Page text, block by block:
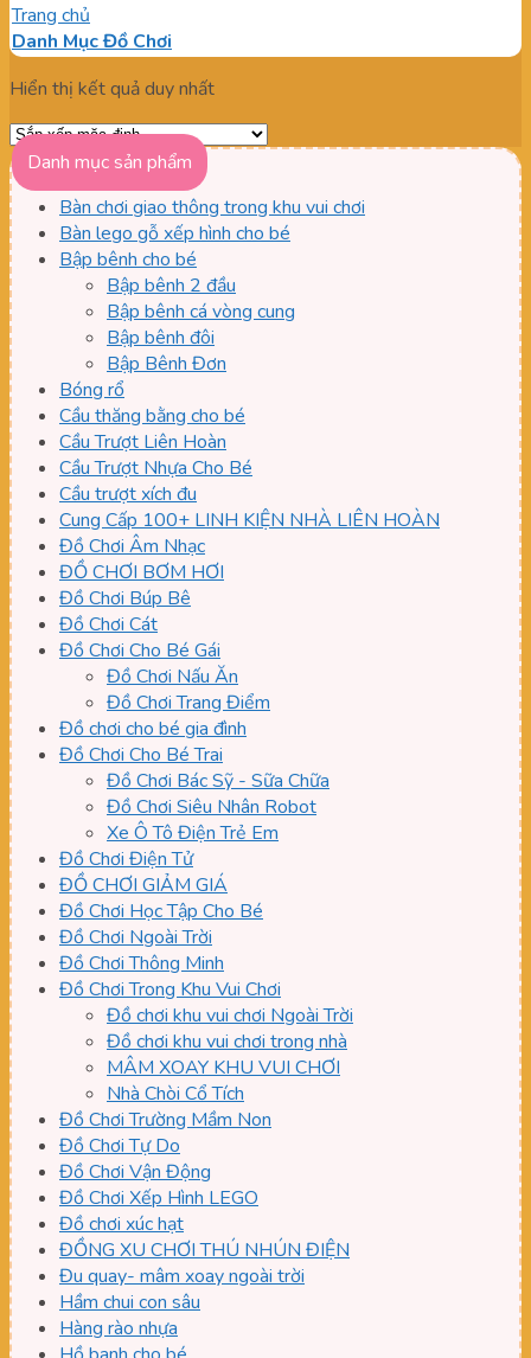
Trang chủ
Danh Mục Đồ Chơi
Hiển thị kết quả duy nhất
Danh mục sản phẩm
Bàn chơi giao thông trong khu vui chơi
Bàn lego gỗ xếp hình cho bé
Bập bênh cho bé
Bập bênh 2 đầu
Bập bênh cá vòng cung
Bập bênh đôi
Bập Bênh Đơn
Bóng rổ
Cầu thăng bằng cho bé
Cầu Trượt Liên Hoàn
Cầu Trượt Nhựa Cho Bé
Cầu trượt xích đu
Cung Cấp 100+ LINH KIỆN NHÀ LIÊN HOÀN
Đồ Chơi Âm Nhạc
ĐỒ CHƠI BƠM HƠI
Đồ Chơi Búp Bê
Đồ Chơi Cát
Đồ Chơi Cho Bé Gái
Đồ Chơi Nấu Ăn
Đồ Chơi Trang Điểm
Đồ chơi cho bé gia đình
Đồ Chơi Cho Bé Trai
Đồ Chơi Bác Sỹ - Sữa Chữa
Đồ Chơi Siêu Nhân Robot
Xe Ô Tô Điện Trẻ Em
Đồ Chơi Điện Tử
ĐỒ CHƠI GIẢM GIÁ
Đồ Chơi Học Tập Cho Bé
Đồ Chơi Ngoài Trời
Đồ Chơi Thông Minh
Đồ Chơi Trong Khu Vui Chơi
Đồ chơi khu vui chơi Ngoài Trời
Đồ chơi khu vui chơi trong nhà
MÂM XOAY KHU VUI CHƠI
Nhà Chòi Cổ Tích
Đồ Chơi Trường Mầm Non
Đồ Chơi Tự Do
Đồ Chơi Vận Động
Đồ Chơi Xếp Hình LEGO
Đồ chơi xúc hạt
ĐỒNG XU CHƠI THÚ NHÚN ĐIỆN
Đu quay- mâm xoay ngoài trời
Hầm chui con sâu
Hàng rào nhựa